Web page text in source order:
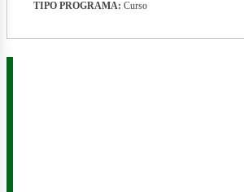
TIPO PROGRAMA: Curso